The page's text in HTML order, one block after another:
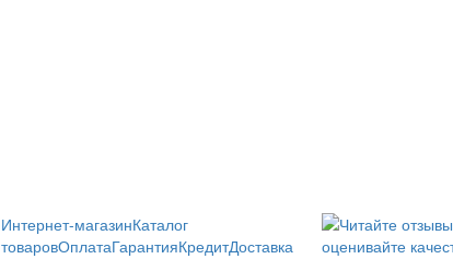
Интернет-магазинКаталог
товаровОплатаГарантияКредитДоставка